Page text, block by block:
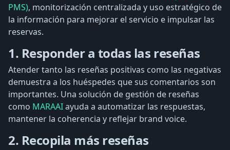
PMS), monitorización centralizada y uso estratégico de
la información para mejorar el servicio e impulsar las
reservas.
1. Responder a todas las reseñas
Atender tanto las reseñas positivas como las negativas
demuestra a los huéspedes que sus comentarios son
importantes. Una solución de gestión de reseñas
como MARAAIayuda a automatizar las respuestas,
mantener la coherencia y reflejar brand voice.
2. Recopila más reseñas